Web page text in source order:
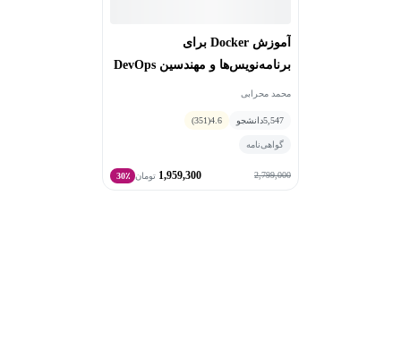
آموزش Docker برای
برنامه‌نویس‌ها و مهندسین DevOps
محمد محرابی
5,547دانشجو 4.6
(351)
گواهی‌نامه
2,799,000
1,959,300 تومان 30٪